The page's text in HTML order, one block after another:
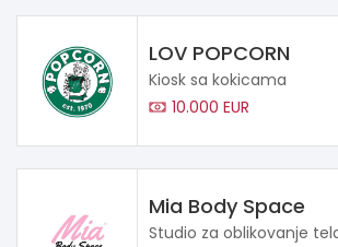
LOV POPCORN
Kiosk sa kokicama
10.000 EUR
Mia Body Space
Studio za oblikovanje